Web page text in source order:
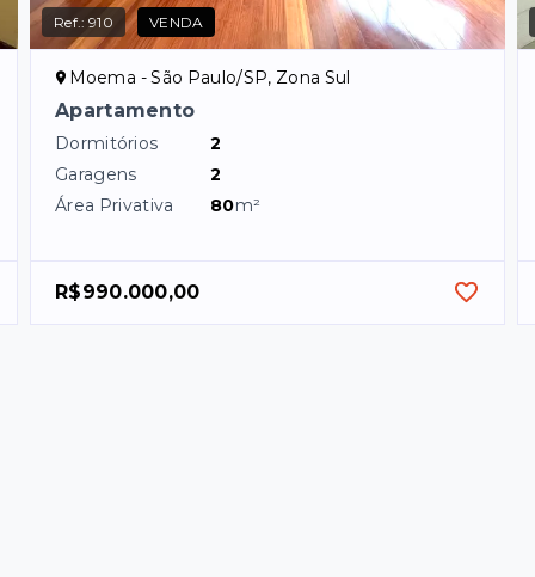
Ref.:910 VENDA
Moema - São Paulo/SP, Zona Sul
Apartamento
Dormitórios
2
Garagens
2
Área Privativa
80m²
R$990.000,00